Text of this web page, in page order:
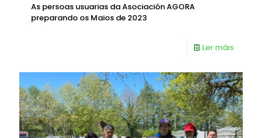
As persoas usuarias da Asociación AGORA
preparando os Maios de 2023
Ler máis